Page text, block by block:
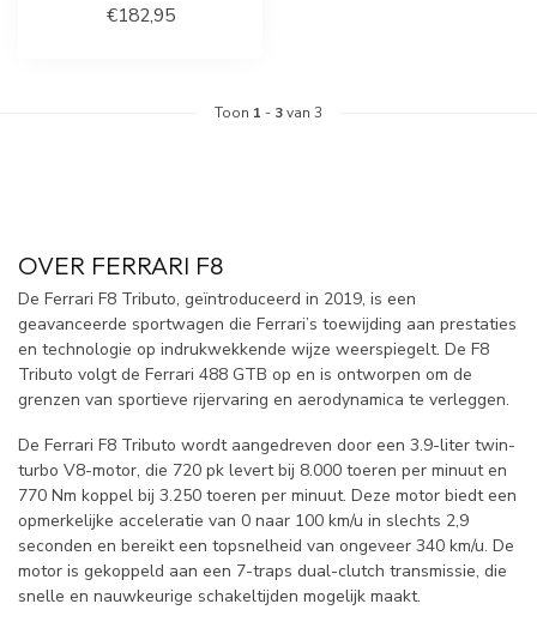
€182,95
Toon 1 - 3van 3
OVER FERRARI F8
De Ferrari F8 Tributo, geïntroduceerd in 2019, is een
geavanceerde sportwagen die Ferrari’s toewijding aan prestaties
en technologie op indrukwekkende wijze weerspiegelt. De F8
Tributo volgt de Ferrari 488 GTB op en is ontworpen om de
grenzen van sportieve rijervaring en aerodynamica te verleggen.
De Ferrari F8 Tributo wordt aangedreven door een 3.9-liter twin-
turbo V8-motor, die 720 pk levert bij 8.000 toeren per minuut en
770 Nm koppel bij 3.250 toeren per minuut. Deze motor biedt een
opmerkelijke acceleratie van 0 naar 100 km/u in slechts 2,9
seconden en bereikt een topsnelheid van ongeveer 340 km/u. De
motor is gekoppeld aan een 7-traps dual-clutch transmissie, die
snelle en nauwkeurige schakeltijden mogelijk maakt.